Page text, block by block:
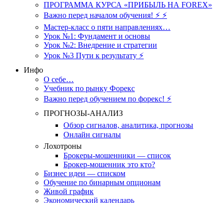
ПРОГРАММА КУРСА «ПРИБЫЛЬ НА FOREX»
Важно перед началом обучения! ⚡ ⚡
Мастер-класс о пяти направлениях…
Урок №1: Фундамент и основы
Урок №2: Внедрение и стратегии
Урок №3 Пути к результату ⚡️
Инфо
О себе…
Учебник по рынку Форекс
Важно перед обучением по форекс! ⚡
ПРОГНОЗЫ-АНАЛИЗ
Обзор сигналов, аналитика, прогнозы
Онлайн сигналы
Лохотроны
Брокеры-мошенники — список
Брокер-мошенник это кто?
Бизнес идеи — списком
Обучение по бинарным опционам
Живой график
Экономический календарь